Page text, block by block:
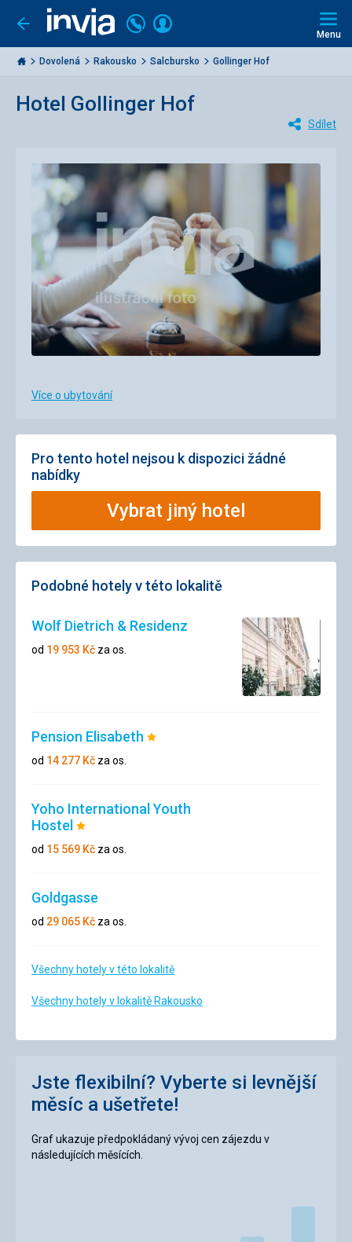
Jít
zpět
Invia.cz
Volejte
226
000
284
Přihlásit
Menu
Dovolená Rakousko Salcbursko Gollinger Hof
Hotel Gollinger Hof
Sdílet
Více o ubytování
Pro tento hotel nejsou k dispozici žádné
nabídky
Vybrat jiný hotel
Podobné hotely v této lokalitě
Wolf Dietrich & Residenz
od 19 953 Kč za os.
Pension Elisabeth Hodnocení:
od 14 277 Kč za os.
Yoho International Youth
Hostel Hodnocení:
1/5
od 15 569 Kč za os.
Goldgasse
od 29 065 Kč za os.
Všechny hotely v této lokalitě
Všechny hotely v lokalitě Rakousko
Jste flexibilní? Vyberte si levnější
měsíc a ušetřete!
Graf ukazuje předpokládaný vývoj cen zájezdu v
následujících měsících.